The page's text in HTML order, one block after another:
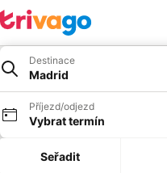
Destinace
Madrid
Příjezd/odjezd
Vybrat termín
Seřadit